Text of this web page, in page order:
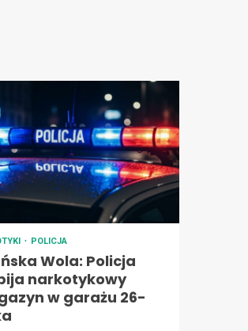
POLICJA
Wola: Policja
narkotykowy
w garażu 26-